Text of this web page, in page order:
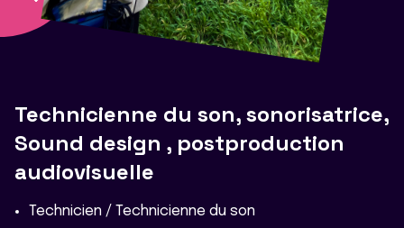
Technicienne du son, sonorisatrice,
Sound design , postproduction
audiovisuelle
Technicien / Technicienne du son